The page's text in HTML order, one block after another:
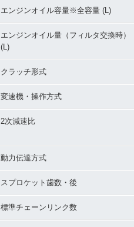
エンジンオイル容量※全容量 (L)
エンジンオイル量（フィルタ交換時）
(L)
クラッチ形式
変速機・操作方式
2次減速比
動力伝達方式
スプロケット歯数・後
標準チェーンリンク数